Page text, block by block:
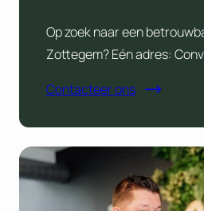
Op zoek naar een
Zottegem? Eén adres:
Contacteer ons